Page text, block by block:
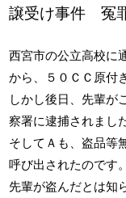
譲受け事件 冤
西宮市の公立高校に
から、５０ＣＣ原付
しかし後日、先輩が
察署に逮捕されました
そしてＡも、盗品等
呼び出されたのです。
先輩が盗んだとは知